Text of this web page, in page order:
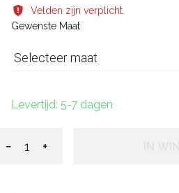
Velden zijn verplicht.
Gewenste Maat
Selecteer maat
Levertijd: 5-7 dagen
− +